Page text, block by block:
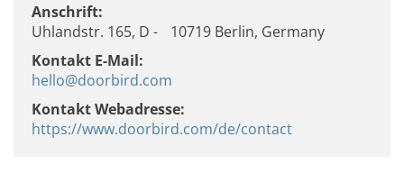
Anschrift:
Uhlandstr. 165, D - 10719 Berlin, Germany
Kontakt E-Mail:
hello@doorbird.com
Kontakt Webadresse:
https://www.doorbird.com/de/contact